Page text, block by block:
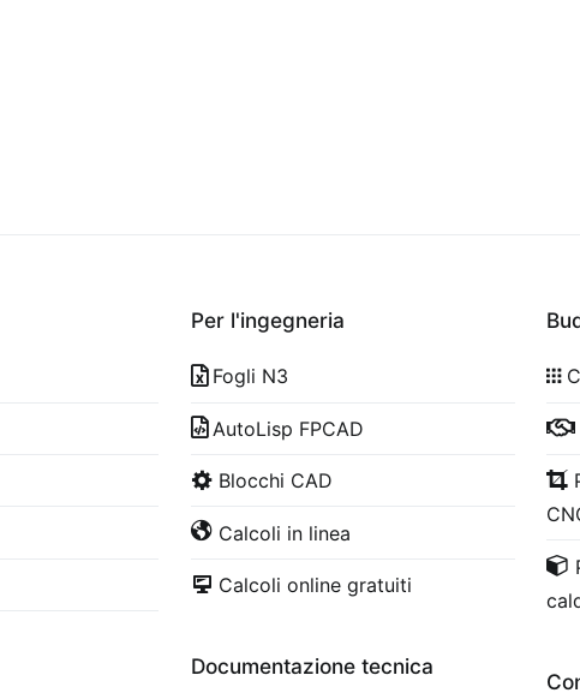
Per l'ingegneria
Fogli N3
AutoLisp FPCAD
Blocchi CAD
Calcoli in linea
Calcoli online gratuiti
Documentazione tecnica